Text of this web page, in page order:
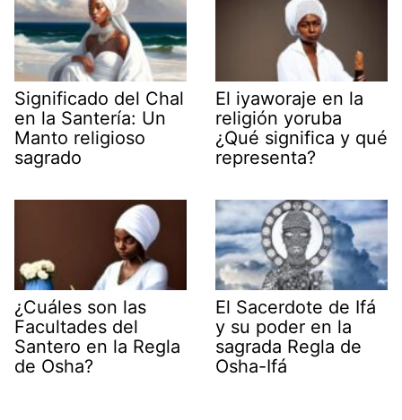
Significado del Chal
en la Santería: Un
Manto religioso
sagrado
El iyaworaje en la
religión yoruba
¿Qué significa y qué
representa?
¿Cuáles son las
Facultades del
Santero en la Regla
de Osha?
El Sacerdote de Ifá
y su poder en la
sagrada Regla de
Osha-Ifá